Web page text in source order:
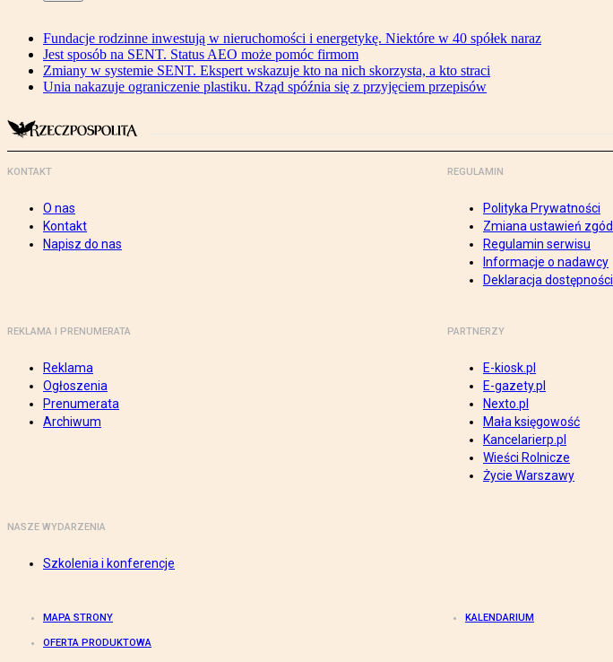
Fundacje rodzinne inwestują w nieruchomości i energetykę. Niektóre w 40 spółek naraz
Jest sposób na SENT. Status AEO może pomóc firmom
Zmiany w systemie SENT. Ekspert wskazuje kto na nich skorzysta, a kto straci
Unia nakazuje ograniczenie plastiku. Rząd spóźnia się z przyjęciem przepisów
KONTAKT
O nas
Kontakt
Napisz do nas
REGULAMIN
Polityka Prywatności
Zmiana ustawień zgód
Regulamin serwisu
Informacje o nadawcy
Deklaracja dostępności
REKLAMA I PRENUMERATA
Reklama
Ogłoszenia
Prenumerata
Archiwum
PARTNERZY
E-kiosk.pl
E-gazety.pl
Nexto.pl
Mała księgowość
Kancelarierp.pl
Wieści Rolnicze
Życie Warszawy
NASZE WYDARZENIA
Szkolenia i konferencje
MAPA STRONY KALENDARIUM
OFERTA PRODUKTOWA